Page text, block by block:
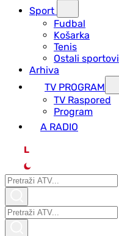
Sport
Fudbal
Košarka
Tenis
Ostali sportovi
Arhiva
TV PROGRAM
ТV Raspored
Program
A RADIO
L